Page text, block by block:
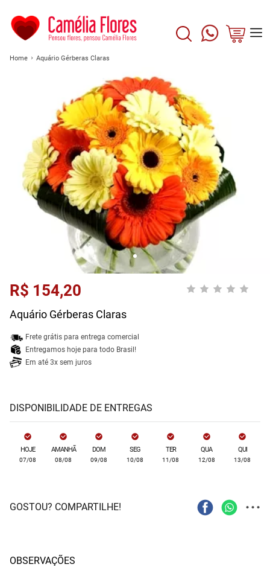
Home Aquário Gérberas Claras
R$ 154,20
Aquário Gérberas Claras
Frete grátis para entrega comercial
Entregamos hoje para todo Brasil!
Em até 3x sem juros
DISPONIBILIDADE DE ENTREGAS
HOJE
07/08
AMANHÃ
08/08
DOM
09/08
SEG
10/08
TER
11/08
QUA
12/08
QUI
13/08
GOSTOU? COMPARTILHE! ...
OBSERVAÇÕES